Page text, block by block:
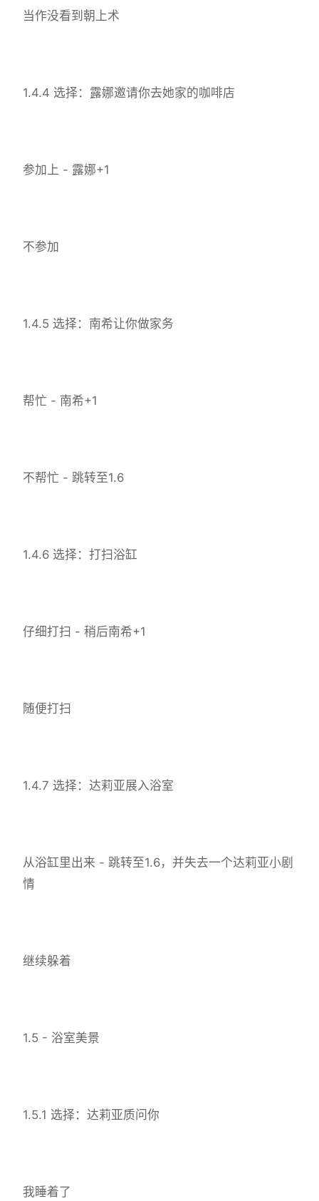
当作没看到朝上术
1.4.4 选择：露娜邀请你去她家的咖啡店
参加上 - 露娜+1
不参加
1.4.5 选择：南希让你做家务
帮忙 - 南希+1
不帮忙 - 跳转至1.6
1.4.6 选择：打扫浴缸
仔细打扫 - 稍后南希+1
随便打扫
1.4.7 选择：达莉亚展入浴室
从浴缸里出来 - 跳转至1.6，并失去一个达莉亚小剧
情
继续躲着
1.5 - 浴室美景
1.5.1 选择：达莉亚质问你
我睡着了